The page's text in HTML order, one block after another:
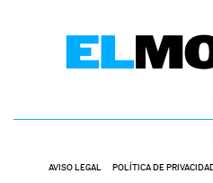
AVISO LEGAL POLÍTICA DE